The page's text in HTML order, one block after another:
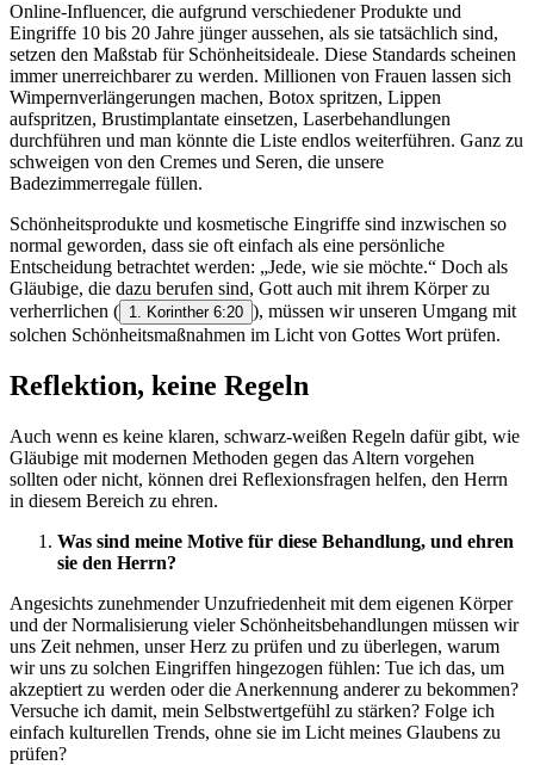
Online-Influencer, die aufgrund verschiedener Produkte und
Eingriffe 10 bis 20 Jahre jünger aussehen, als sie tatsächlich sind,
setzen den Maßstab für Schönheitsideale. Diese Standards scheinen
immer unerreichbarer zu werden. Millionen von Frauen lassen sich
Wimpernverlängerungen machen, Botox spritzen, Lippen
aufspritzen, Brustimplantate einsetzen, Laserbehandlungen
durchführen und man könnte die Liste endlos weiterführen. Ganz zu
schweigen von den Cremes und Seren, die unsere
Badezimmerregale füllen.
Schönheitsprodukte und kosmetische Eingriffe sind inzwischen so
normal geworden, dass sie oft einfach als eine persönliche
Entscheidung betrachtet werden: „Jede, wie sie möchte.“ Doch als
Gläubige, die dazu berufen sind, Gott auch mit ihrem Körper zu
verherrlichen ( 1. Korinther 6:20 ), müssen wir unseren Umgang mit
solchen Schönheitsmaßnahmen im Licht von Gottes Wort prüfen.
Reflektion, keine Regeln
Auch wenn es keine klaren, schwarz-weißen Regeln dafür gibt, wie
Gläubige mit modernen Methoden gegen das Altern vorgehen
sollten oder nicht, können drei Reflexionsfragen helfen, den Herrn
in diesem Bereich zu ehren.
Was sind meine Motive für diese Behandlung, und ehren
sie den Herrn?
Angesichts zunehmender Unzufriedenheit mit dem eigenen Körper
und der Normalisierung vieler Schönheitsbehandlungen müssen wir
uns Zeit nehmen, unser Herz zu prüfen und zu überlegen, warum
wir uns zu solchen Eingriffen hingezogen fühlen: Tue ich das, um
akzeptiert zu werden oder die Anerkennung anderer zu bekommen?
Versuche ich damit, mein Selbstwertgefühl zu stärken? Folge ich
einfach kulturellen Trends, ohne sie im Licht meines Glaubens zu
prüfen?